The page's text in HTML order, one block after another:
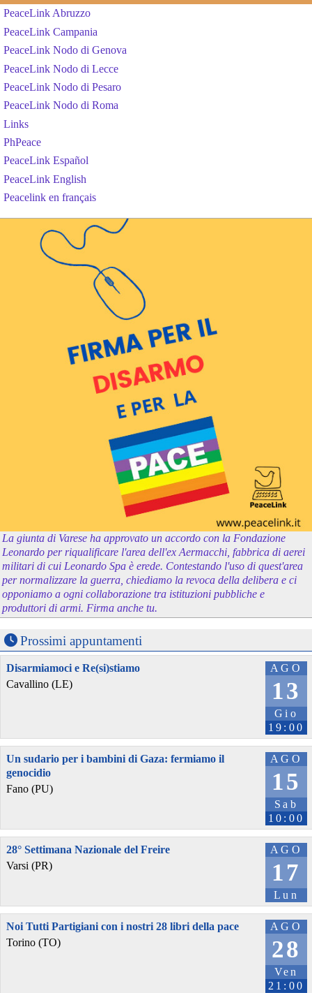
PeaceLink Abruzzo
PeaceLink Campania
PeaceLink Nodo di Genova
PeaceLink Nodo di Lecce
PeaceLink Nodo di Pesaro
PeaceLink Nodo di Roma
Links
PhPeace
PeaceLink Español
PeaceLink English
Peacelink en français
La giunta di Varese ha approvato un accordo con la Fondazione
Leonardo per riqualificare l'area dell'ex Aermacchi, fabbrica di aerei
militari di cui Leonardo Spa è erede. Contestando l'uso di quest'area
per normalizzare la guerra, chiediamo la revoca della delibera e ci
opponiamo a ogni collaborazione tra istituzioni pubbliche e
produttori di armi. Firma anche tu.
Prossimi appuntamenti
AGO
13
Gio
19:00
Disarmiamoci e Re(si)stiamo
Cavallino (LE)
AGO
15
Sab
10:00
Un sudario per i bambini di Gaza: fermiamo il
genocidio
Fano (PU)
AGO
17
Lun
28° Settimana Nazionale del Freire
Varsi (PR)
AGO
28
Ven
21:00
Noi Tutti Partigiani con i nostri 28 libri della pace
Torino (TO)